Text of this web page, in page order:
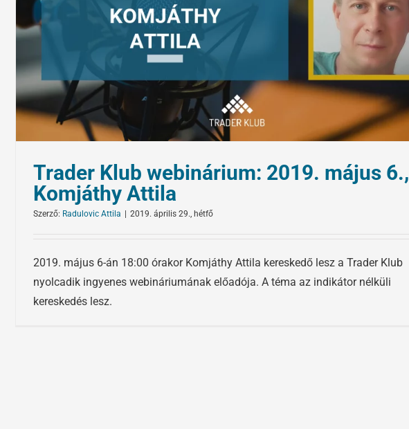
Trader Klub webinárium: 2019. május 6.,
Komjáthy Attila
Szerző: Radulovic Attila | 2019. április 29., hétfő
2019. május 6-án 18:00 órakor Komjáthy Attila kereskedő lesz a Trader Klub
nyolcadik ingyenes webináriumának előadója. A téma az indikátor nélküli
kereskedés lesz.